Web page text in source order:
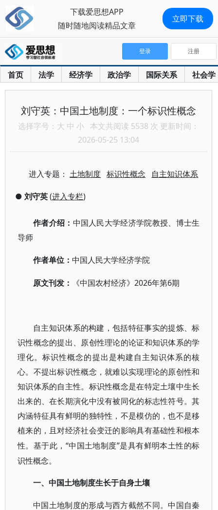
首页 法学 经济学 政治学 国际关系 社会学
登录 注册
刘守英：中国土地制度：一个标识性概念
选择字号： 大 中 小 本文共阅读 5538 次 更新时间：
2026-05-25 13:04
进入专题：土地制度 标识性概念 自主知识体系
● 刘守英(进入专栏)
作者介绍： 中国人民大学经济学院教授、博士生
导师
作者单位： 中国人民大学经济学院
原文刊发： 《中国农村经济》 2026年第6期
自主知识体系的构建，包括特征事实的提炼、标
识性概念的提出、原创性理论的论证和知识体系的学
理化。标识性概念的提出是构建自主知识体系的核
心。不提出标识性概念，就难以实现理论的原创性和
知识体系的自主性。标识性概念是在特定土壤中生长
出来的、在长期演化中没有被同化的标志性符号。其
内涵特征具有鲜明的独特性，不是模仿的，也不是移
植来的，且对经济社会变迁的影响具有基础性和根本
性。基于此， “中国土地制度”是具有鲜明本土性的标
识性概念。
一、中国土地制度生长于自身土壤
中国土地制度的形成与西方截然不同。中国自秦
下载爱思想APP
随时随地阅读精品文章
立即下载